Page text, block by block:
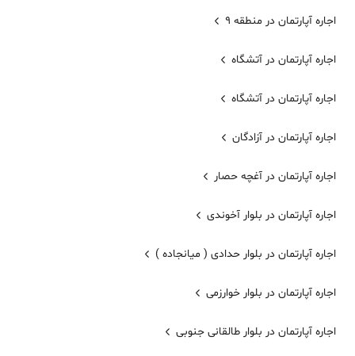
اجاره آپارتمان در منطقه 9
اجاره آپارتمان در آتشگاه
اجاره آپارتمان در آتشگاه
اجاره آپارتمان در آزادگان
اجاره آپارتمان در آغچه حصار
اجاره آپارتمان در بلوار آخوندی
اجاره آپارتمان در بلوار حدادی ( میانجاده )
اجاره آپارتمان در بلوار خوارزمی
اجاره آپارتمان در بلوار طالقانی جنوبی